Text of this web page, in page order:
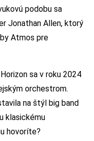
podobu sa
Jonathan Allen, ktorý
Atmos pre
sa v roku 2024
orchestrom.
na štýl big band
klasickému
hovoríte?